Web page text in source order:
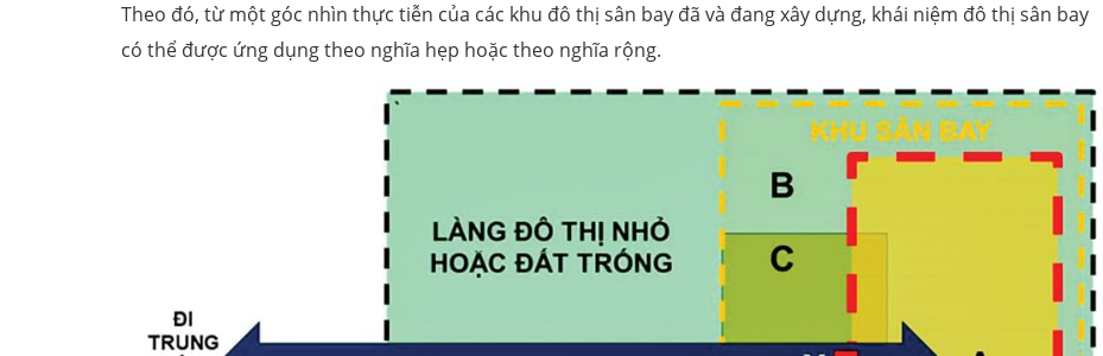
Theo đó, từ một góc nhìn thực tiễn của các khu đô thị sân bay đã và đang xây dựng, khái niệm đô thị sân bay
có thể được ứng dụng theo nghĩa hẹp hoặc theo nghĩa rộng.